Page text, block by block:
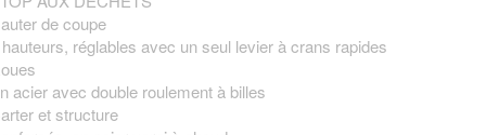
de coupe
réglables avec un seul levier à crans rapides
acier avec double roulement à billes
et structure